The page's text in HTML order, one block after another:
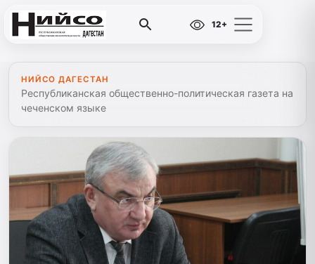
12+
НИЙСО ДАГЕСТАН
Республиканская общественно-политическая газета на
чеченском языке